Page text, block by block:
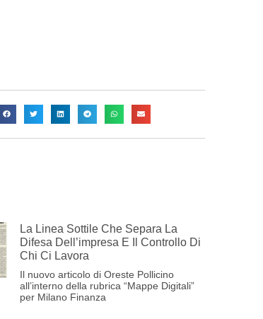
La Linea Sottile Che Separa La
Difesa Dell’impresa E Il Controllo Di
Chi Ci Lavora
Il nuovo articolo di Oreste Pollicino
all’interno della rubrica “Mappe Digitali”
per Milano Finanza